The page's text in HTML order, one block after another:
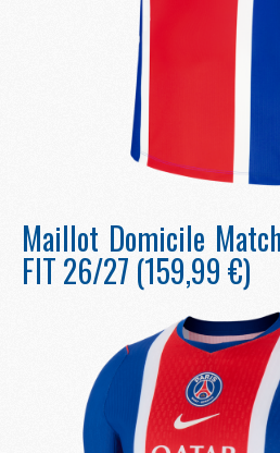
Maillot Domicile
FIT 26/27 (159,99 €)